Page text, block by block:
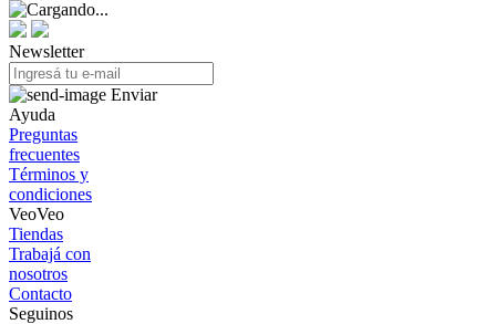
Newsletter
Enviar
Ayuda
Preguntas
frecuentes
Términos y
condiciones
VeoVeo
Tiendas
Trabajá con
nosotros
Contacto
Seguinos